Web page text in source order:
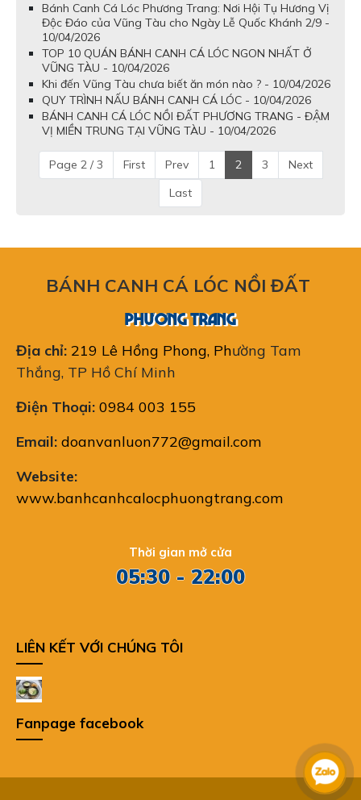
Bánh Canh Cá Lóc Phương Trang: Nơi Hội Tụ Hương Vị
Độc Đáo của Vũng Tàu cho Ngày Lễ Quốc Khánh 2/9 -
10/04/2026
TOP 10 QUÁN BÁNH CANH CÁ LÓC NGON NHẤT Ở
VŨNG TÀU - 10/04/2026
Khi đến Vũng Tàu chưa biết ăn món nào ? - 10/04/2026
QUY TRÌNH NẤU BÁNH CANH CÁ LÓC - 10/04/2026
BÁNH CANH CÁ LÓC NỒI ĐẤT PHƯƠNG TRANG - ĐẬM
VỊ MIỀN TRUNG TẠI VŨNG TÀU - 10/04/2026
Page 2 / 3 First Prev 1 2 3
Next
Last
BÁNH CANH CÁ LÓC NỒI ĐẤT
PHƯƠNG TRANG
Địa chỉ: 219 Lê Hồng Phong, Phường Tam
Thắng, TP Hồ Chí Minh
Điện Thoại: 0984 003 155
Email: doanvanluon772@gmail.com
Website:
www.banhcanhcalocphuongtrang.com
Thời gian mở cửa
05:30 - 22:00
LIÊN KẾT VỚI CHÚNG TÔI
Fanpage facebook